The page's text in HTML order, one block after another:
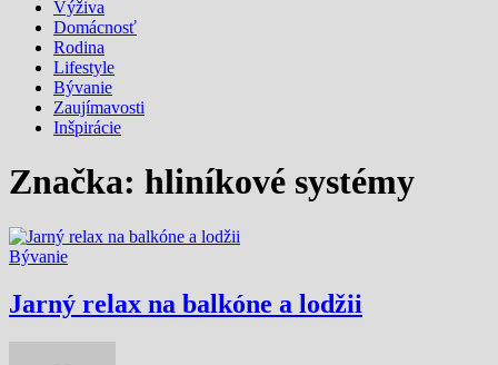
Výživa
Domácnosť
Rodina
Lifestyle
Bývanie
Zaujímavosti
Inšpirácie
Značka: hliníkové systémy
Bývanie
Jarný relax na balkóne a lodžii